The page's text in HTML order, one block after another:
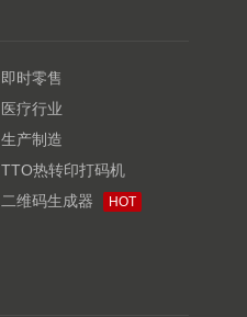
即时零售
医疗行业
生产制造
TTO热转印打码机
二维码生成器 HOT